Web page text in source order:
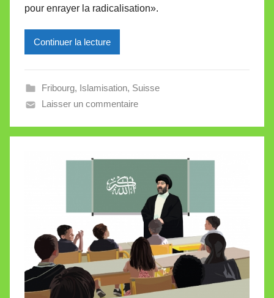
r
i
l
e
V
l
e
pour enrayer la radicalisation».
Continuer la lecture
Fribourg, Islamisation, Suisse
Laisser un commentaire